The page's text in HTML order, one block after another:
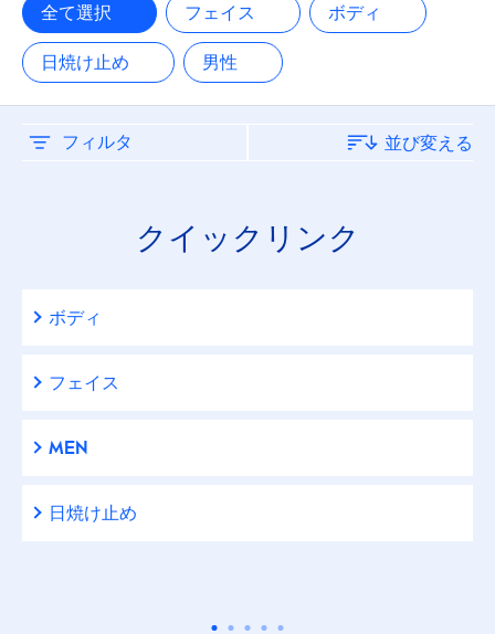
全て選択 フェイス ボディ
日焼け止め 男性
フィルタ 並び変える
商品タイプ
クリーム
シェービングフォーム
クイックリンク
ボディ
フェイス
MEN
日焼け止め